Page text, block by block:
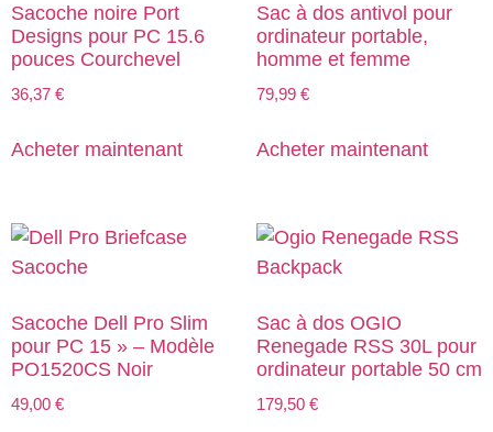
Sacoche noire Port
Designs pour PC 15.6
pouces Courchevel
36,37 €
Acheter maintenant
Sac à dos antivol pour
ordinateur portable,
homme et femme
79,99 €
Acheter maintenant
Sacoche Dell Pro Slim
pour PC 15 » – Modèle
PO1520CS Noir
49,00 €
Sac à dos OGIO
Renegade RSS 30L pour
ordinateur portable 50 cm
179,50 €